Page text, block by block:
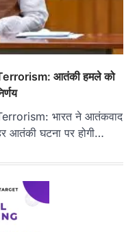
आतंकी हमले को
भारत ने आतंकवाद
आतंकी घटना पर होगी…